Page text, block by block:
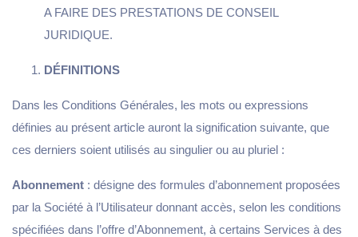
A FAIRE DES PRESTATIONS DE CONSEIL
JURIDIQUE.
DÉFINITIONS
Dans les Conditions Générales, les mots ou expressions
définies au présent article auront la signification suivante, que
ces derniers soient utilisés au singulier ou au pluriel :
Abonnement : désigne des formules d’abonnement proposées
par la Société à l’Utilisateur donnant accès, selon les conditions
spécifiées dans l’offre d’Abonnement, à certains Services à des